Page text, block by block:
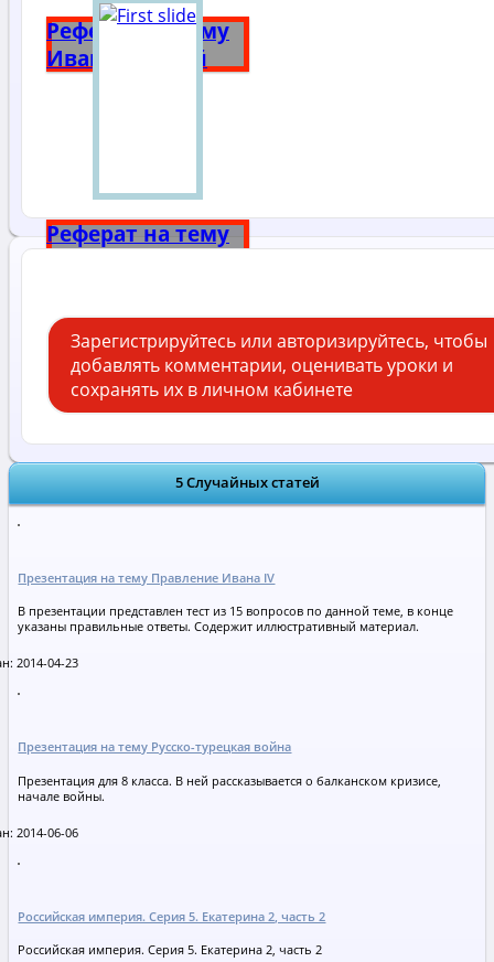
Реферат на тему
Иван Грозный
Реферат на тему
Зарегистрируйтесь или авторизируйтесь, чтобы
добавлять комментарии, оценивать уроки и
сохранять их в личном кабинете
5 Случайных статей
Презентация на тему Правление Ивана IV
В презентации представлен тест из 15 вопросов по данной теме, в конце
указаны правильные ответы. Содержит иллюстративный материал.
2014-04-23
Презентация на тему Русско-турецкая война
Презентация для 8 класса. В ней рассказывается о балканском кризисе,
начале войны.
2014-06-06
Российская империя. Серия 5. Екатерина 2, часть 2
Российская империя. Серия 5. Екатерина 2, часть 2